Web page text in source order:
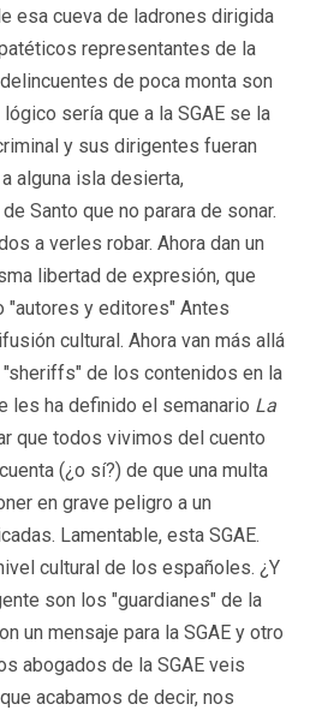
esa cueva de ladrones dirigida
representantes de la
de poca monta son
sería que a la SGAE se la
y sus dirigentes fueran
alguna isla desierta,
Santo que no parara de sonar.
a verles robar. Ahora dan un
libertad de expresión, que
"autores y editores" Antes
cultural. Ahora van más allá
de los contenidos en la
les ha definido el semanario La
que todos vivimos del cuento
(¿o sí?) de que una multa
en grave peligro a un
Lamentable, esta SGAE.
cultural de los españoles. ¿Y
son los "guardianes" de la
un mensaje para la SGAE y otro
abogados de la SGAE veis
acabamos de decir, nos